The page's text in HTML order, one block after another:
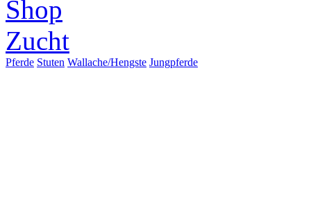
Shop
Zucht
Pferde Stuten Wallache/Hengste Jungpferde